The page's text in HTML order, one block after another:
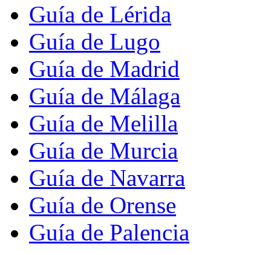
Guía de Lérida
Guía de Lugo
Guía de Madrid
Guía de Málaga
Guía de Melilla
Guía de Murcia
Guía de Navarra
Guía de Orense
Guía de Palencia